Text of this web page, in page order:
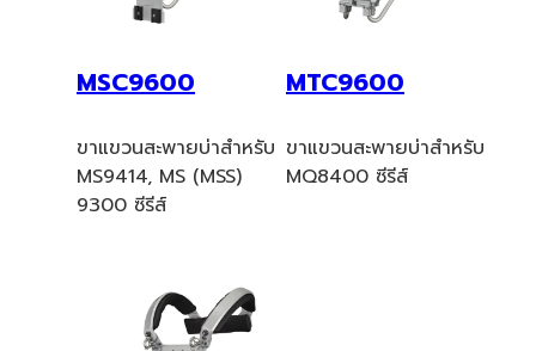
MSC9600
ขาแขวนสะพายบ่าสำหรับ
MS9414, MS (MSS)
9300 ซีรีส์
MTC9600
ขาแขวนสะพายบ่าสำหรับ
MQ8400 ซีรีส์